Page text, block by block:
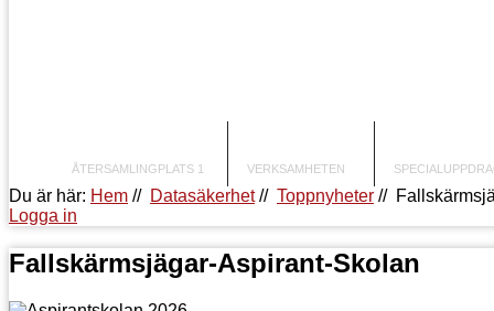
ÅTERSAMLINGPLATS 1 VERKSAMHETEN
Du är här: Hem // Datasäkerhet// Toppnyheter //
Logga in
Fallskärmsjägar-Aspirant-Skolan